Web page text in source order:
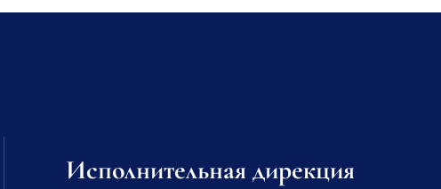
Исполнительная дирекция